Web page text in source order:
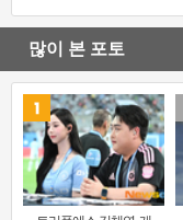
많이 본 포토